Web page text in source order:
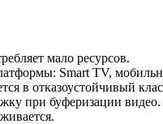
мало ресурсов.
Smart TV,
в отказоустойчивый
при буферизации видео.